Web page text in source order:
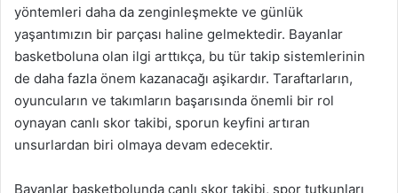
yöntemleri daha da zenginleşmekte ve günlük
yaşantımızın bir parçası haline gelmektedir. Bayanlar
basketboluna olan ilgi arttıkça, bu tür takip sistemlerinin
de daha fazla önem kazanacağı aşikardır. Taraftarların,
oyuncuların ve takımların başarısında önemli bir rol
oynayan canlı skor takibi, sporun keyfini artıran
unsurlardan biri olmaya devam edecektir.
Bayanlar basketbolunda canlı skor takibi, spor tutkunları